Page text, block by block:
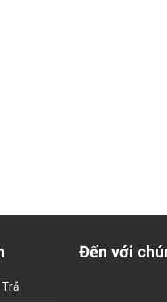
Đến với